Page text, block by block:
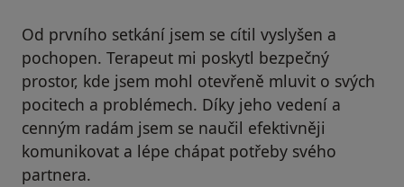
Od prvního setkání jsem se cítil vyslyšen a
pochopen. Terapeut mi poskytl bezpečný
prostor, kde jsem mohl otevřeně mluvit o svých
pocitech a problémech. Díky jeho vedení a
cenným radám jsem se naučil efektivněji
komunikovat a lépe chápat potřeby svého
partnera.